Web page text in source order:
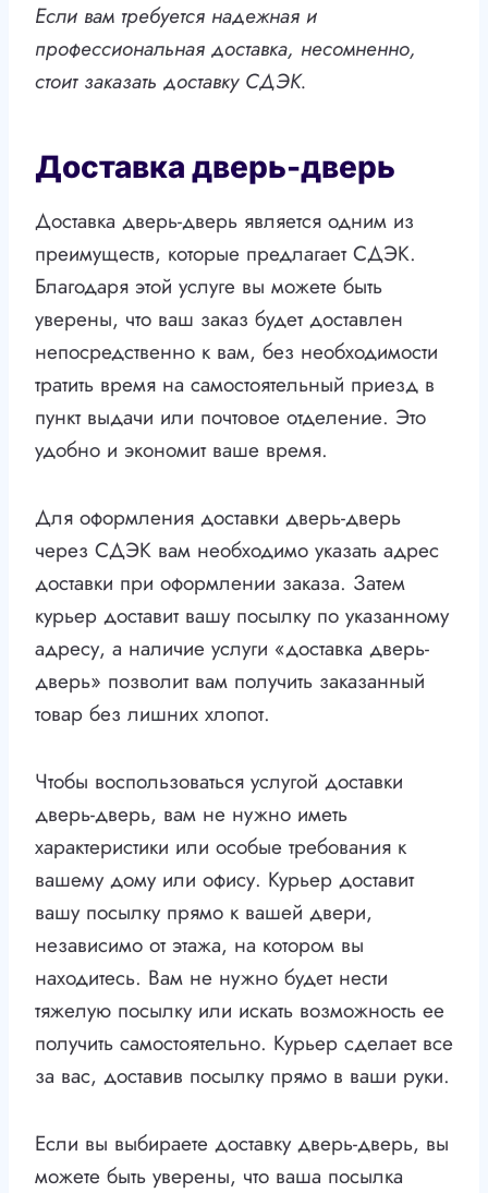
Если вам требуется надежная и
профессиональная доставка, несомненно,
стоит заказать доставку СДЭК.
Доставка дверь-дверь
Доставка дверь-дверь является одним из
преимуществ, которые предлагает СДЭК.
Благодаря этой услуге вы можете быть
уверены, что ваш заказ будет доставлен
непосредственно к вам, без необходимости
тратить время на самостоятельный приезд в
пункт выдачи или почтовое отделение. Это
удобно и экономит ваше время.
Для оформления доставки дверь-дверь
через СДЭК вам необходимо указать адрес
доставки при оформлении заказа. Затем
курьер доставит вашу посылку по указанному
адресу, а наличие услуги «доставка дверь-
дверь» позволит вам получить заказанный
товар без лишних хлопот.
Чтобы воспользоваться услугой доставки
дверь-дверь, вам не нужно иметь
характеристики или особые требования к
вашему дому или офису. Курьер доставит
вашу посылку прямо к вашей двери,
независимо от этажа, на котором вы
находитесь. Вам не нужно будет нести
тяжелую посылку или искать возможность ее
получить самостоятельно. Курьер сделает все
за вас, доставив посылку прямо в ваши руки.
Если вы выбираете доставку дверь-дверь, вы
можете быть уверены, что ваша посылка